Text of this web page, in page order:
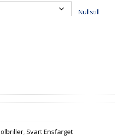
Nullstill
, Svart Ensfarget